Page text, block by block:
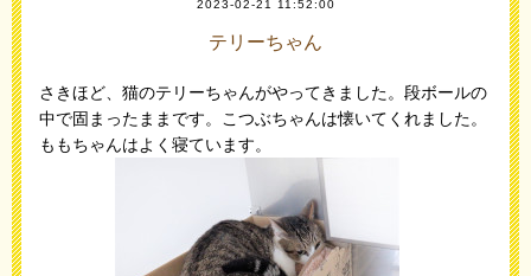
2023-02-21 11:52:00
テリーちゃん
さきほど、猫のテリーちゃんがやってきました。段ボールの
中で固まったままです。こつぶちゃんは懐いてくれました。
ももちゃんはよく寝ています。